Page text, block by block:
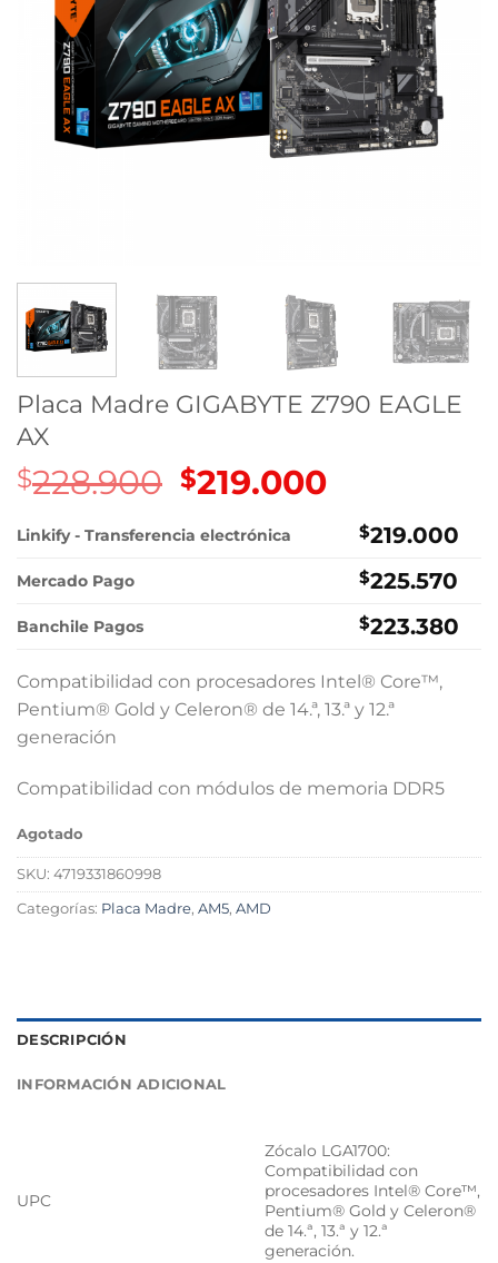
Placa Madre GIGABYTE Z790 EAGLE
AX
$228.900 El
precio
original
$219.000El
actual
$219.000.
Linkify - Transferencia electrónica $219.000
Mercado Pago $225.570
Banchile Pagos $223.380
Compatibilidad con procesadores Intel® Core™,
Pentium® Gold y Celeron® de 14.ª, 13.ª y 12.ª
generación
Compatibilidad con módulos de memoria DDR5
Agotado
SKU: 4719331860998
Categorías: Placa Madre, AM5, AMD
DESCRIPCIÓN
INFORMACIÓN ADICIONAL
UPC
Zócalo LGA1700:
Compatibilidad con
procesadores Intel® Core™,
Pentium® Gold y Celeron®
de 14.ª, 13.ª y 12.ª
generación.